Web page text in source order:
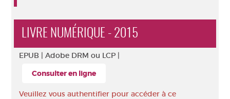
LIVRE NUMÉRIQUE - 2015
EPUB | Adobe DRM ou LCP |
Consulter en ligne
Veuillez vous authentifier pour accéder à ce